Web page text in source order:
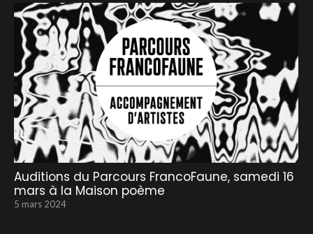
Auditions du Parcours FrancoFaune, samedi 16
mars à la Maison poème
5 mars 2024